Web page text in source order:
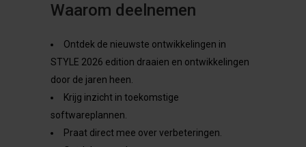
Waarom deelnemen
Ontdek de nieuwste ontwikkelingen in
STYLE 2026 edition draaien en ontwikkelingen
door de jaren heen.
Krijg inzicht in toekomstige
softwareplannen.
Praat direct mee over verbeteringen.